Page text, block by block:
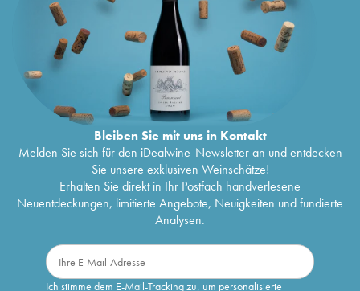
Bleiben Sie mit uns in Kontakt
Melden Sie sich für den iDealwine-Newsletter an und entdecken
Sie unsere exklusiven Weinschätze!
Erhalten Sie direkt in Ihr Postfach handverlesene
Neuentdeckungen, limitierte Angebote, Neuigkeiten und fundierte
Analysen.
Ich stimme dem E-Mail-Tracking zu, um personalisierte